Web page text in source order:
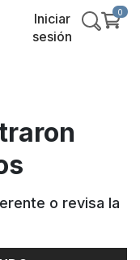
Iniciar
sesión
0
o revisa la